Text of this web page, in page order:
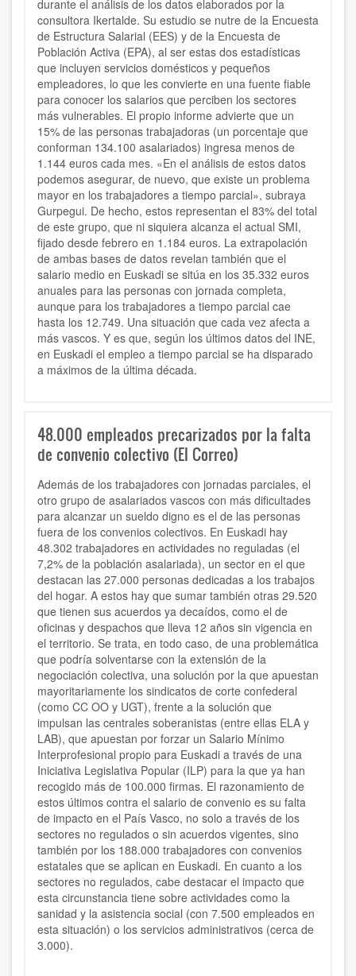
durante el análisis de los datos elaborados por la
consultora Ikertalde. Su estudio se nutre de la Encuesta
de Estructura Salarial (EES) y de la Encuesta de
Población Activa (EPA), al ser estas dos estadísticas
que incluyen servicios domésticos y pequeños
empleadores, lo que les convierte en una fuente fiable
para conocer los salarios que perciben los sectores
más vulnerables. El propio informe advierte que un
15% de las personas trabajadoras (un porcentaje que
conforman 134.100 asalariados) ingresa menos de
1.144 euros cada mes. «En el análisis de estos datos
podemos asegurar, de nuevo, que existe un problema
mayor en los trabajadores a tiempo parcial», subraya
Gurpegui. De hecho, estos representan el 83% del total
de este grupo, que ni siquiera alcanza el actual SMI,
fijado desde febrero en 1.184 euros. La extrapolación
de ambas bases de datos revelan también que el
salario medio en Euskadi se sitúa en los 35.332 euros
anuales para las personas con jornada completa,
aunque para los trabajadores a tiempo parcial cae
hasta los 12.749. Una situación que cada vez afecta a
más vascos. Y es que, según los últimos datos del INE,
en Euskadi el empleo a tiempo parcial se ha disparado
a máximos de la última década.
48.000 empleados precarizados por la falta
de convenio colectivo (El Correo)
Además de los trabajadores con jornadas parciales, el
otro grupo de asalariados vascos con más dificultades
para alcanzar un sueldo digno es el de las personas
fuera de los convenios colectivos. En Euskadi hay
48.302 trabajadores en actividades no reguladas (el
7,2% de la población asalariada), un sector en el que
destacan las 27.000 personas dedicadas a los trabajos
del hogar. A estos hay que sumar también otras 29.520
que tienen sus acuerdos ya decaídos, como el de
oficinas y despachos que lleva 12 años sin vigencia en
el territorio. Se trata, en todo caso, de una problemática
que podría solventarse con la extensión de la
negociación colectiva, una solución por la que apuestan
mayoritariamente los sindicatos de corte confederal
(como CC OO y UGT), frente a la solución que
impulsan las centrales soberanistas (entre ellas ELA y
LAB), que apuestan por forzar un Salario Mínimo
Interprofesional propio para Euskadi a través de una
Iniciativa Legislativa Popular (ILP) para la que ya han
recogido más de 100.000 firmas. El razonamiento de
estos últimos contra el salario de convenio es su falta
de impacto en el País Vasco, no solo a través de los
sectores no regulados o sin acuerdos vigentes, sino
también por los 188.000 trabajadores con convenios
estatales que se aplican en Euskadi. En cuanto a los
sectores no regulados, cabe destacar el impacto que
esta circunstancia tiene sobre actividades como la
sanidad y la asistencia social (con 7.500 empleados en
esta situación) o los servicios administrativos (cerca de
3.000).